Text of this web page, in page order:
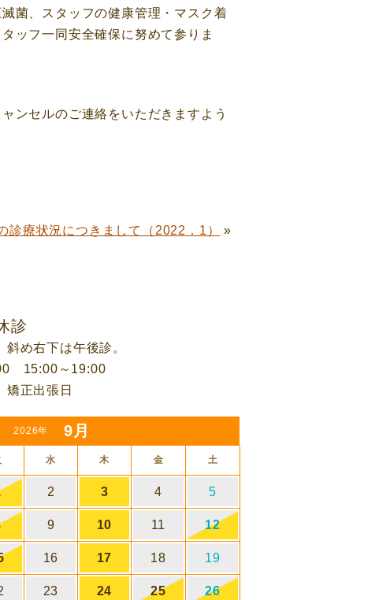
菌、スタッフの健康管理・マスク着
ッフ一同安全確保に努めて参りま
ンセルのご連絡をいただきますよう
診療状況につきまして（2022．1） »
診
め右下は午後診。
15:00～19:00
正出張日
2026年 9月
水 木 金 土
2 3 4 5
9 10 11 12
16 17 18 19
23 24 25 26